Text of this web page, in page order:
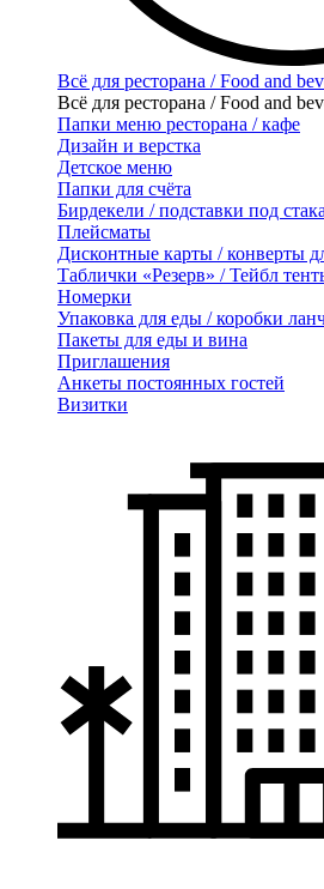
Всё для ресторана / Food and
Всё для ресторана / Food and
Папки меню ресторана / кафе
Дизайн и верстка
Детское меню
Папки для счёта
Бирдекели / подставки под
Плейсматы
Дисконтные карты / конверты
Таблички «Резерв» / Тейбл
Номерки
Упаковка для еды / коробки
Пакеты для еды и вина
Приглашения
Анкеты постоянных гостей
Визитки